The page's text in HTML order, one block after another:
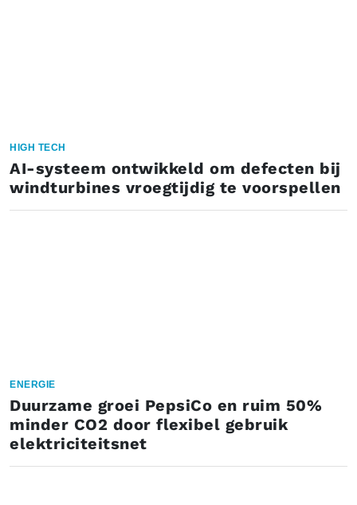
HIGH TECH
AI-systeem ontwikkeld om defecten bij
windturbines vroegtijdig te voorspellen
ENERGIE
Duurzame groei PepsiCo en ruim 50%
minder CO2 door flexibel gebruik
elektriciteitsnet